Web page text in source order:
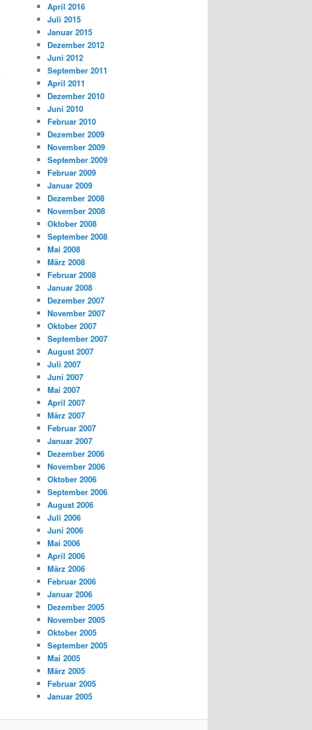
April 2016
Juli 2015
Januar 2015
Dezember 2012
Juni 2012
September 2011
April 2011
Dezember 2010
Juni 2010
Februar 2010
Dezember 2009
November 2009
September 2009
Februar 2009
Januar 2009
Dezember 2008
November 2008
Oktober 2008
September 2008
Mai 2008
März 2008
Februar 2008
Januar 2008
Dezember 2007
November 2007
Oktober 2007
September 2007
August 2007
Juli 2007
Juni 2007
Mai 2007
April 2007
März 2007
Februar 2007
Januar 2007
Dezember 2006
November 2006
Oktober 2006
September 2006
August 2006
Juli 2006
Juni 2006
Mai 2006
April 2006
März 2006
Februar 2006
Januar 2006
Dezember 2005
November 2005
Oktober 2005
September 2005
Mai 2005
März 2005
Februar 2005
Januar 2005